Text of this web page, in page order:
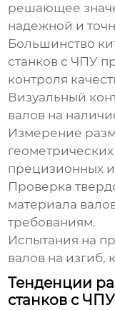
решающее
надежной и
Большинство
станков с ЧПУ
контроля
Визуальный
валов на
Измерение
прецизионных
Проверка
материала
требованиям.
Испытания на
валов на изгиб,
Тенденции
станков с